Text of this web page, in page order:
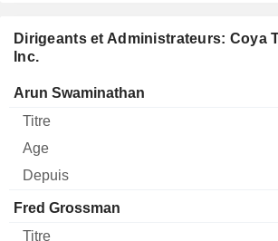
Dirigeants et Administrateurs: Coya
Inc.
Dirigeant Titre Age
Arun Swaminathan
Fred Grossman